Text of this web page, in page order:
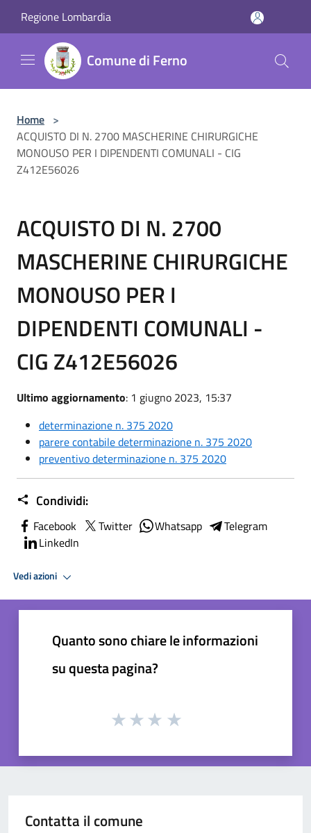
Regione Lombardia
Comune di Ferno
Home >
ACQUISTO DI N. 2700 MASCHERINE CHIRURGICHE
MONOUSO PER I DIPENDENTI COMUNALI - CIG
Z412E56026
ACQUISTO DI N. 2700
MASCHERINE CHIRURGICHE
MONOUSO PER I
DIPENDENTI COMUNALI -
CIG Z412E56026
Ultimo aggiornamento: 1 giugno 2023, 15:37
determinazione n. 375 2020
parere contabile determinazione n. 375 2020
preventivo determinazione n. 375 2020
Condividi:
Facebook Twitter Whatsapp
Telegram
LinkedIn
Vedi azioni
Quanto sono chiare le informazioni
su questa pagina?
Contatta il comune